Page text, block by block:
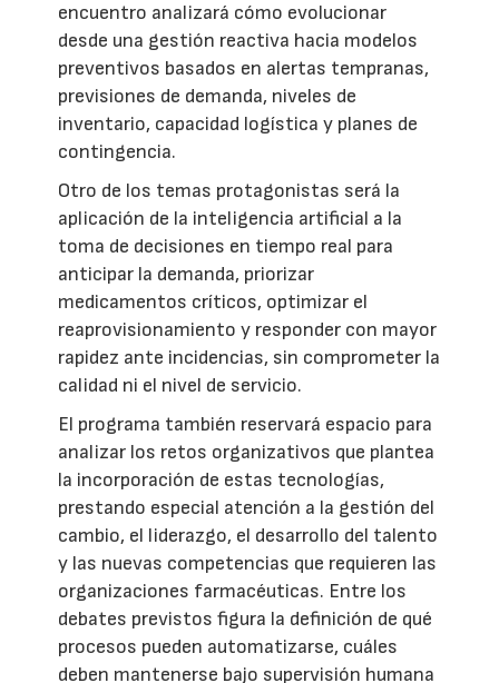
encuentro analizará cómo evolucionar
desde una gestión reactiva hacia modelos
preventivos basados en alertas tempranas,
previsiones de demanda, niveles de
inventario, capacidad logística y planes de
contingencia.
Otro de los temas protagonistas será la
aplicación de la inteligencia artificial a la
toma de decisiones en tiempo real para
anticipar la demanda, priorizar
medicamentos críticos, optimizar el
reaprovisionamiento y responder con mayor
rapidez ante incidencias, sin comprometer la
calidad ni el nivel de servicio.
El programa también reservará espacio para
analizar los retos organizativos que plantea
la incorporación de estas tecnologías,
prestando especial atención a la gestión del
cambio, el liderazgo, el desarrollo del talento
y las nuevas competencias que requieren las
organizaciones farmacéuticas. Entre los
debates previstos figura la definición de qué
procesos pueden automatizarse, cuáles
deben mantenerse bajo supervisión humana